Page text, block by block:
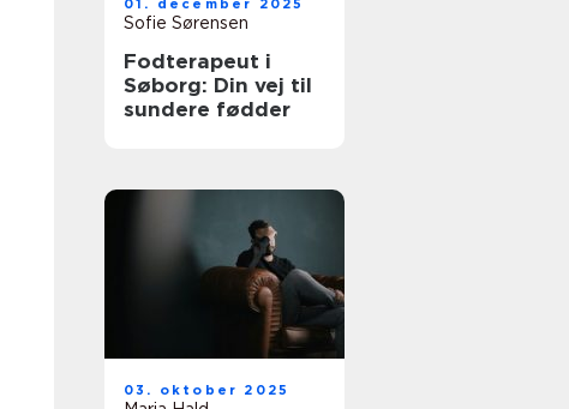
01. december 2025
Sofie Sørensen
Fodterapeut i
Søborg: Din vej til
sundere fødder
03. oktober 2025